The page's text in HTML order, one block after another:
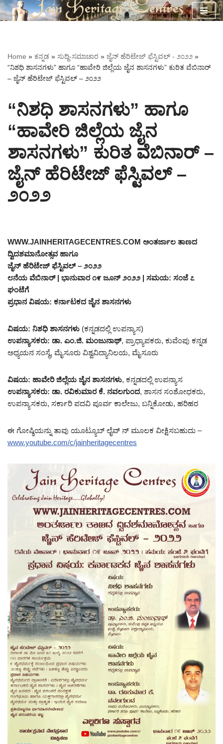
Home » ಕನ್ನಡ » ಸುದ್ದಿ-ಸಮಾಚಾರ » ಜೈನ್ ಹೆರಿಟೇಜ್ ಫೆಸ್ಟಿವಲ್ - ೨೦೨೨ »
“ನಿಶಧಿ ಶಾಸನಗಳು” ಹಾಗೂ “ಹಾವೇರಿ ಜಿಲ್ಲೆಯ ಜೈನ ಶಾಸನಗಳು” ಕುರಿತ ವೆಬಿನಾರ್
– ಜೈನ್ ಹೆರಿಟೇಜ್ ಫೆಸ್ಟಿವಲ್ – ೨೦೨೨
“ನಿಶಧಿ ಶಾಸನಗಳು” ಹಾಗೂ
“ಹಾವೇರಿ ಜಿಲ್ಲೆಯ ಜೈನ
ಶಾಸನಗಳು” ಕುರಿತ ವೆಬಿನಾರ್ –
ಜೈನ್ ಹೆರಿಟೇಜ್ ಫೆಸ್ಟಿವಲ್ –
೨೦೨೨
WWW.JAINHERITAGECENTRES.COM ಅಂತರ್ಜಾಲ ತಾಣದ
ದ್ವಿದಶಮಾನೋತ್ಸವ ಹಾಗೂ
ಜೈನ್ ಹೆರಿಟೇಜ್ ಫೆಸ್ಟಿವಲ್ – ೨೦೨೨
೮ನೆಯ ವೆಬಿನಾರ್ | ಭಾನುವಾರ ೧೯ ಜೂನ್ ೨೦೨೨ | ಸಮಯ: ಸಂಜೆ ೭
ಘಂಟೆಗೆ
ಪ್ರಧಾನ ವಿಷಯ: ಕರ್ನಾಟಕದ ಜೈನ ಶಾಸನಗಳು
ವಿಷಯ: ನಿಶಧಿ ಶಾಸನಗಳು (ಕನ್ನಡದಲ್ಲಿ ಉಪನ್ಯಾಸ)
ಉಪನ್ಯಾಸಕರು: ಡಾ. ಎಂ.ಜಿ. ಮಂಜುನಾಥ್, ಪ್ರಾಧ್ಯಾಪಕರು, ಕುವೆಂಪು ಕನ್ನಡ
ಅಧ್ಯಯನ ಸಂಸ್ಥೆ, ಮೈಸೂರು ವಿಶ್ವವಿದ್ಯಾನಿಲಯ, ಮೈಸೂರು
ವಿಷಯ: ಹಾವೇರಿ ಜಿಲ್ಲೆಯ ಜೈನ ಶಾಸನಗಳು, ಕನ್ನಡದಲ್ಲಿ ಉಪನ್ಯಾಸ
ಉಪನ್ಯಾಸಕರು: ಡಾ. ರವಿಕುಮಾರ ಕೆ. ನವಲಗುಂದ, ಶಾಸನ ಸಂಶೋಧಕರು,
ಉಪನ್ಯಾಸಕರು, ಸರ್ಕಾರಿ ಪದವಿ ಪೂರ್ವ ಕಾಲೇಜು, ಬನ್ನಿಕೋಡು, ಹರಿಹರ
ಈ ಗೋಷ್ಠಿಯನ್ನು ತಾವು ಯೂಟ್ಯೂಬ್ ಲೈವ್ ನ್ ಮೂಲಕ ವೀಕ್ಷಿಸಬಹುದು –
www.youtube.com/c/jainheritagecentres